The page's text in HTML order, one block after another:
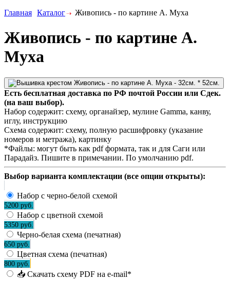
Главная Каталог Живопись - по картине А. Муха
Живопись - по картине А.
Муха
Есть бесплатная доставка по РФ почтой России или Сдек.
(на ваш выбор).
Набор содержит: схему, органайзер, мулине Gamma, канву,
иглу, инструкцию
Схема содержит: схему, полную расшифровку (указание
номеров и метража), картинку
*Файлы: могут быть как pdf формата, так и для Саги или
Парадайз. Пишите в примечании. По умолчанию pdf.
Выбор варианта комплектации (все опции открыты):
Набор с черно-белой схемой
5200 руб.
Набор с цветной схемой
5350 руб.
Черно-белая схема (печатная)
650 руб.
Цветная схема (печатная)
800 руб.
📥 Скачать схему PDF на e-mail*